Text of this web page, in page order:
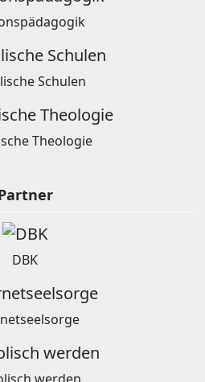
Schulen
Theologie
DBK